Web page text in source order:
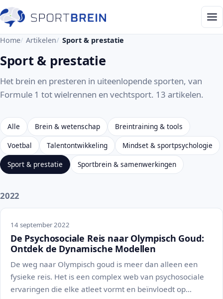
Home Artikelen Sport & prestatie
Sport & prestatie
Het brein en presteren in uiteenlopende sporten, van
Formule 1 tot wielrennen en vechtsport. 13 artikelen.
Alle Brein & wetenschap
Breintraining & tools
Voetbal
Talentontwikkeling
Mindset & sportpsychologie
Sport & prestatie
Sportbrein & samenwerkingen
2022
14 september 2022
De Psychosociale Reis naar Olympisch Goud:
Ontdek de Dynamische Modellen
De weg naar Olympisch goud is meer dan alleen een
fysieke reis. Het is een complex web van psychosociale
ervaringen die elke atleet vormt en beïnvloedt op…